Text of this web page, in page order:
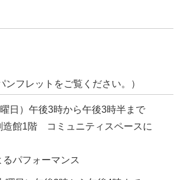
ンフレットをご覧ください。）
日）午後3時から午後3時半まで
造館1階 コミュニティスペースに
るパフォーマンス